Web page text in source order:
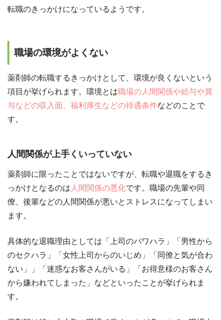
転職のきっかけになっているようです。
職場の環境がよくない
薬剤師の転職するきっかけとして、環境が良くないという
項目が挙げられます。環境とは職場の人間関係や給与や賞
与などの収入面、福利厚生などの待遇条件などのことで
す。
人間関係が上手くいっていない
薬剤師に限ったことではないですが、転職や退職をするき
っかけとなるのは 人間関係の悪化です。職場の先輩や同
僚、後輩などの人間関係が悪いとストレスになってしまい
ます。
具体的な退職理由としては「上司のパワハラ」「男性から
のセクハラ」「女性上司からのいじめ」「同僚と気が合わ
ない」」「迷惑なお客さんがいる」「お得意様のお客さん
から嫌われてしまった」などといったことが挙げられま
す。